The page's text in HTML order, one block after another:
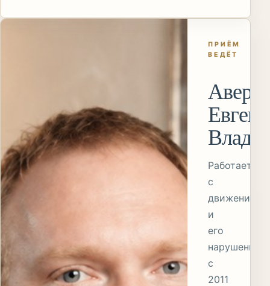
ПРИЁМ
ВЕДЁТ
Работает
с
движением
и
его
с
2011